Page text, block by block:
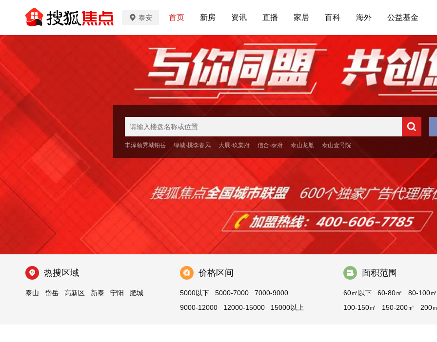
泰安 首页 新房 资讯 直播 家居 百科 海外 公益基金
丰泽领秀城铂岳 绿城·桃李春风 大展·玖棠府 信合·泰府 泰山龙胤 泰山壹号院
热搜区域
泰山 岱岳 高新区 新泰 宁阳 肥城
价格区间
5000以下 5000-7000
7000-9000
9000-12000
12000-15000 15000以上
面积范围
60㎡以下 60-80㎡
80-100㎡
100-150㎡
150-200㎡ 200